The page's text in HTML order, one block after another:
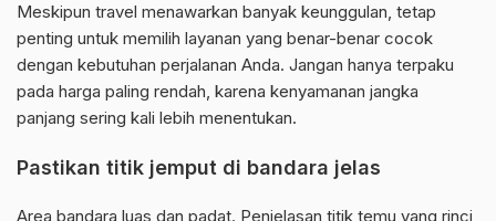
Meskipun travel menawarkan banyak keunggulan, tetap
penting untuk memilih layanan yang benar-benar cocok
dengan kebutuhan perjalanan Anda. Jangan hanya terpaku
pada harga paling rendah, karena kenyamanan jangka
panjang sering kali lebih menentukan.
Pastikan titik jemput di bandara jelas
Area bandara luas dan padat. Penjelasan titik temu yang rinci